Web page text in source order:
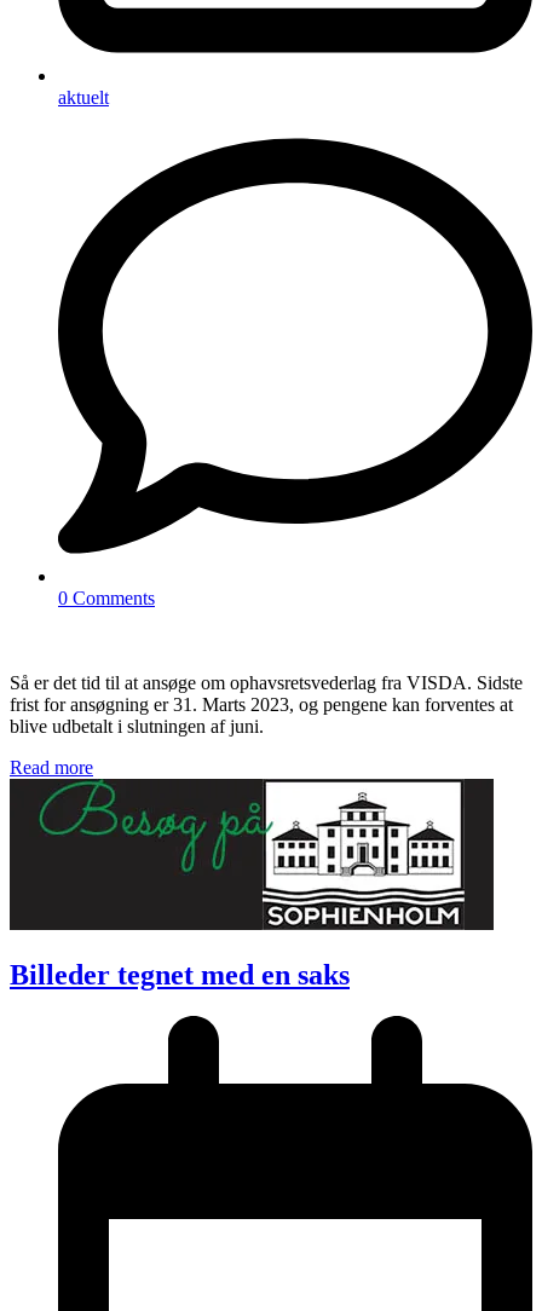
aktuelt
0 Comments
Så er det tid til at ansøge om ophavsretsvederlag fra VISDA. Sidste
frist for ansøgning er 31. Marts 2023, og pengene kan forventes at
blive udbetalt i slutningen af juni.
Read more
Billeder tegnet med en saks